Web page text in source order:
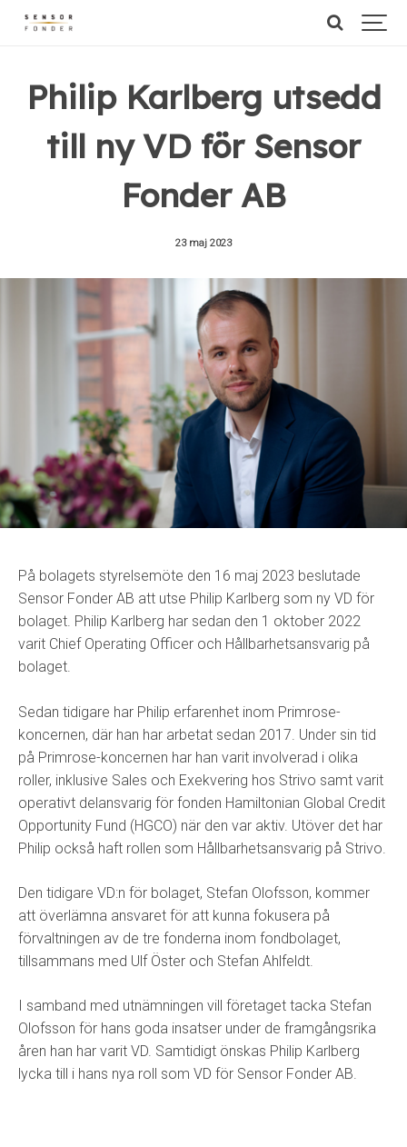
Philip Karlberg utsedd
till ny VD för Sensor
Fonder AB
23 maj 2023
På bolagets styrelsemöte den 16 maj 2023 beslutade
Sensor Fonder AB att utse Philip Karlberg som ny VD för
bolaget. Philip Karlberg har sedan den 1 oktober 2022
varit Chief Operating Officer och Hållbarhetsansvarig på
bolaget.
Sedan tidigare har Philip erfarenhet inom Primrose-
koncernen, där han har arbetat sedan 2017. Under sin tid
på Primrose-koncernen har han varit involverad i olika
roller, inklusive Sales och Exekvering hos Strivo samt varit
operativt delansvarig för fonden Hamiltonian Global Credit
Opportunity Fund (HGCO) när den var aktiv. Utöver det har
Philip också haft rollen som Hållbarhetsansvarig på Strivo.
Den tidigare VD:n för bolaget, Stefan Olofsson, kommer
att överlämna ansvaret för att kunna fokusera på
förvaltningen av de tre fonderna inom fondbolaget,
tillsammans med Ulf Öster och Stefan Ahlfeldt.
I samband med utnämningen vill företaget tacka Stefan
Olofsson för hans goda insatser under de framgångsrika
åren han har varit VD. Samtidigt önskas Philip Karlberg
lycka till i hans nya roll som VD för Sensor Fonder AB.